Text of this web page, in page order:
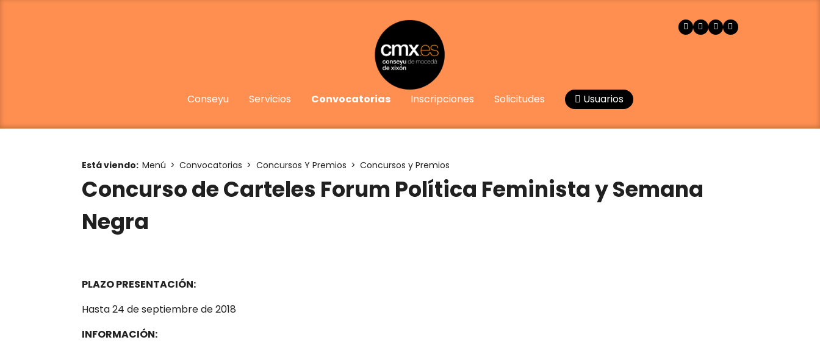
Conseyu Servicios Convocatorias Inscripciones Solicitudes Usuarios
Está viendo: Menú Convocatorias Concursos Y Premios Concursos y Premios
Concurso de Carteles Forum Política Feminista y Semana
Negra
PLAZO PRESENTACIÓN:
Hasta 24 de septiembre de 2018
INFORMACIÓN: